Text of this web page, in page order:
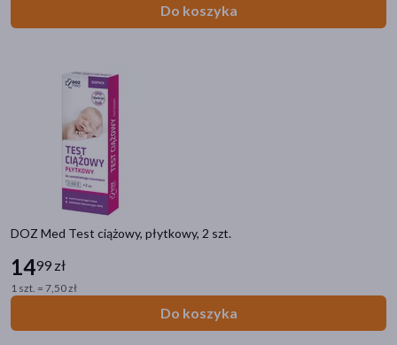
Do koszyka
DOZ Med Test ciążowy, płytkowy, 2 szt.
1499 zł
1 szt. = 7,50 zł
Do koszyka
nawilżające
diagnostyczne
pokaż więcej
Akcesoria
pojemnik(7)